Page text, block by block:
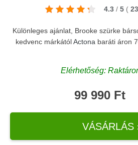
4.3 / 5 ( 23
Különleges ajánlat, Brooke szürke
kedvenc márkátólActona baráti áron
Elérhetőség:
99 990 Ft
VÁSÁRLÁS